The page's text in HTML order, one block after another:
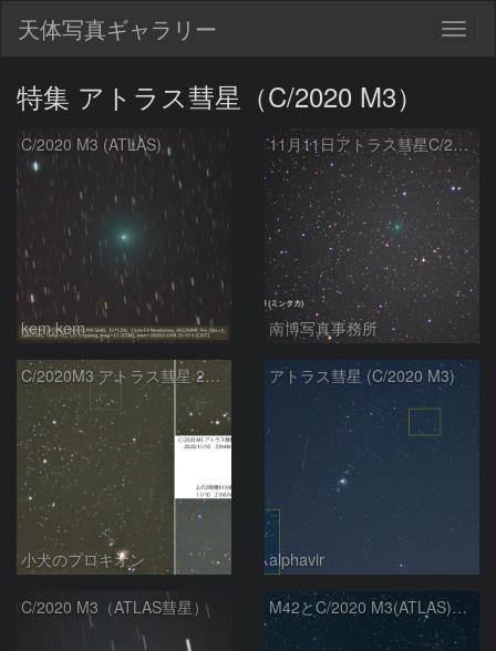
天体写真ギャラリー
特集 アトラス彗星（C/2020 M3）
C/2020 M3 (ATLAS)
kem.kem
11月11日アトラス彗星C/2020 M3
南博写真事務所
C/2020M3 アトラス彗星 2020/11/10
小犬のプロキオン
アトラス彗星 (C/2020 M3)
alphavir
C/2020 M3（ATLAS彗星） M42とC/2020 M3(ATLAS)の接近